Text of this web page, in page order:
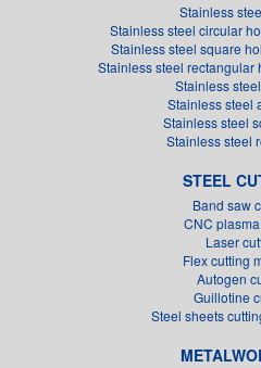
Stainless
Stainless steel circular
Stainless steel square
Stainless steel rectangular
Stainless
Stainless steel
Stainless steel
Stainless steel
STEEL
Band saw
CNC
Laser
Flex cutting
Autogen
Guillotine
Steel sheets